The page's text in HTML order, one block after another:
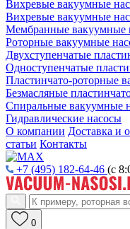
Вихревые вакуумные
Вихревые вакуумные
Мембранные вакуумные
Роторные вакуумные
Двухступенчатые
Одноступенчатые
Пластинчато-роторные
Безмасляные
Спиральные вакуумные
Гидравлические насосы
О компании Доставка и
статьи Контакты
+7 (495) 182-64-46 (с
0